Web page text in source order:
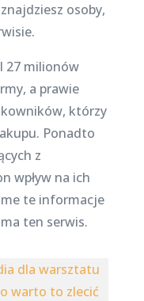
osoby,
27 milionów
a prawie
którzy
Ponadto
z
wpływ na ich
te informacje
ten serwis.
dla warsztatu
warto to zlecić